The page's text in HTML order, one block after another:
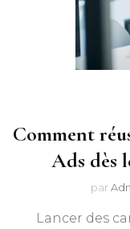
Comment
Ads dès
par
Lancer des